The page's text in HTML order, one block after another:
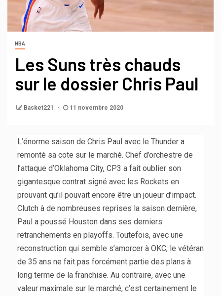
NBA
Les Suns très chauds
sur le dossier Chris Paul
Basket221 11 novembre 2020
L’énorme saison de Chris Paul avec le Thunder a
remonté sa cote sur le marché. Chef d’orchestre de
l’attaque d’Oklahoma City, CP3 a fait oublier son
gigantesque contrat signé avec les Rockets en
prouvant qu’il pouvait encore être un joueur d’impact.
Clutch à de nombreuses reprises la saison dernière,
Paul a poussé Houston dans ses derniers
retranchements en playoffs. Toutefois, avec une
reconstruction qui semble s’amorcer à OKC, le vétéran
de 35 ans ne fait pas forcément partie des plans à
long terme de la franchise. Au contraire, avec une
valeur maximale sur le marché, c’est certainement le